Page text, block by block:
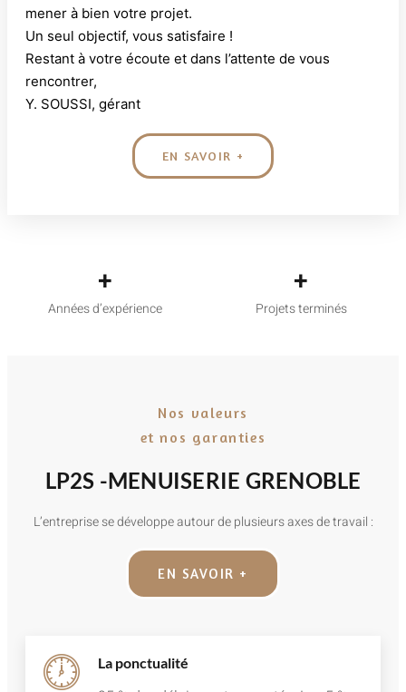
mener à bien votre projet.
Un seul objectif, vous satisfaire !
Restant à votre écoute et dans l’attente de vous
rencontrer,
Y. SOUSSI, gérant
EN SAVOIR +
+
Années d’expérience
+
Projets terminés
Nos valeurs
et nos garanties
LP2S -MENUISERIE GRENOBLE
L’entreprise se développe autour de plusieurs axes de travail :
EN SAVOIR +
La ponctualité